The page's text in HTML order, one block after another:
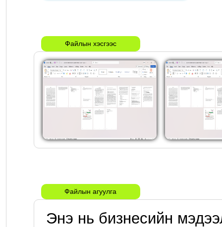
Файлын хэсгээс
Файлын агуулга